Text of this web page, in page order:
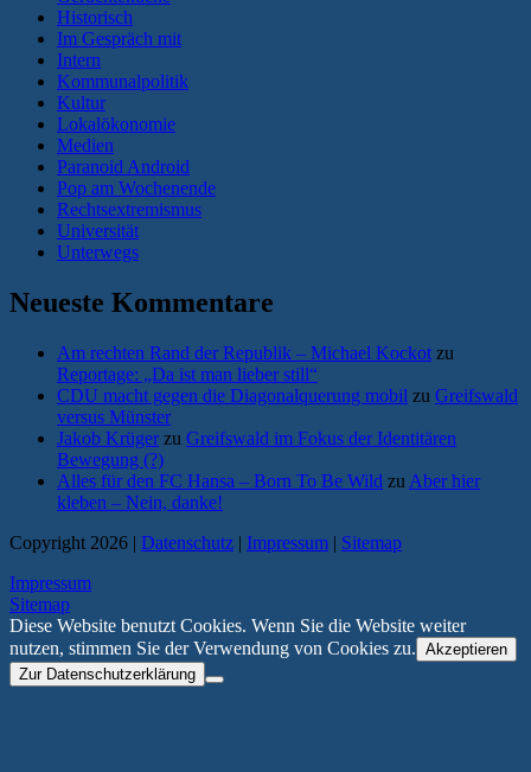
Historisch
Im Gespräch mit
Intern
Kommunalpolitik
Kultur
Lokalökonomie
Medien
Paranoid Android
Pop am Wochenende
Rechtsextremismus
Universität
Unterwegs
Neueste Kommentare
Am rechten Rand der Republik – Michael Kockot zu
Reportage: „Da ist man lieber still“
CDU macht gegen die Diagonalquerung mobil zu Greifswald
versus Münster
Jakob Krüger zu Greifswald im Fokus der Identitären
Bewegung (?)
Alles für den FC Hansa – Born To Be Wild zu Aber hier
kleben – Nein, danke!
Copyright 2026 | Datenschutz | Impressum | Sitemap
Impressum
Sitemap
Diese Website benutzt Cookies. Wenn Sie die Website weiter
nutzen, stimmen Sie der Verwendung von Cookies zu. Akzeptieren
Zur Datenschutzerklärung